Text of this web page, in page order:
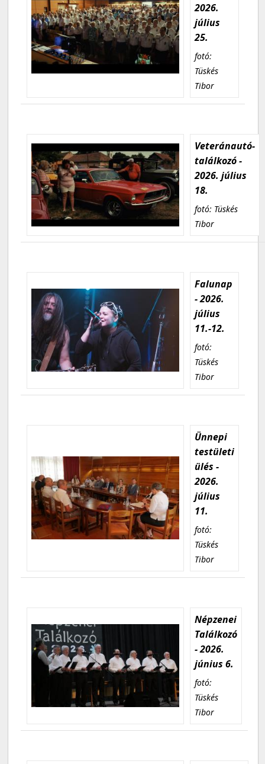
2026.
július
25.
fotó:
Tüskés
Tibor
Veteránautó-
találkozó -
2026. július
18.
fotó: Tüskés
Tibor
Falunap
- 2026.
július
11.-12.
fotó:
Tüskés
Tibor
Ünnepi
testületi
ülés -
2026.
július
11.
fotó:
Tüskés
Tibor
Népzenei
Találkozó
- 2026.
június 6.
fotó:
Tüskés
Tibor